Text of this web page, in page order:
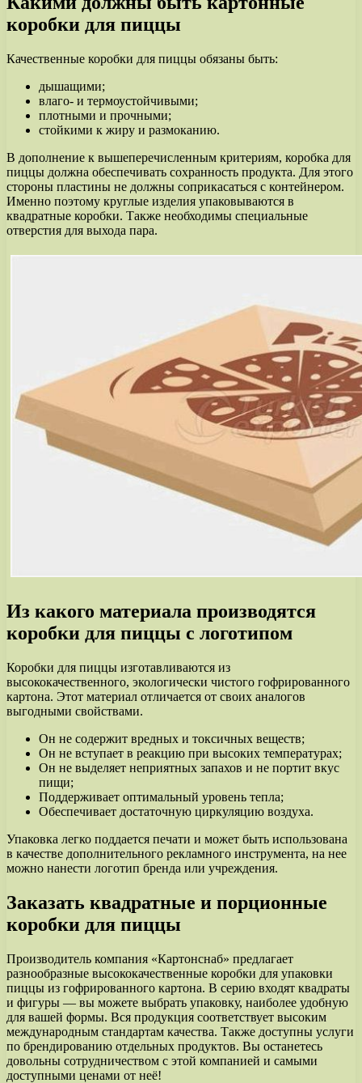
коробки для пиццы
Качественные коробки для пиццы обязаны быть:
дышащими;
влаго- и термоустойчивыми;
плотными и прочными;
стойкими к жиру и размоканию.
В дополнение к вышеперечисленным критериям, коробка для
пиццы должна обеспечивать сохранность продукта. Для этого
стороны пластины не должны соприкасаться с контейнером.
Именно поэтому круглые изделия упаковываются в
квадратные коробки. Также необходимы специальные
отверстия для выхода пара.
Из какого материала производятся
коробки для пиццы с логотипом
Коробки для пиццы изготавливаются из
высококачественного, экологически чистого гофрированного
картона. Этот материал отличается от своих аналогов
выгодными свойствами.
Он не содержит вредных и токсичных веществ;
Он не вступает в реакцию при высоких температурах;
Он не выделяет неприятных запахов и не портит вкус
пищи;
Поддерживает оптимальный уровень тепла;
Обеспечивает достаточную циркуляцию воздуха.
Упаковка легко поддается печати и может быть использована
в качестве дополнительного рекламного инструмента, на нее
можно нанести логотип бренда или учреждения.
Заказать квадратные и порционные
коробки для пиццы
Производитель компания «Картонснаб» предлагает
разнообразные высококачественные коробки для упаковки
пиццы из гофрированного картона. В серию входят квадраты
и фигуры — вы можете выбрать упаковку, наиболее удобную
для вашей формы. Вся продукция соответствует высоким
международным стандартам качества. Также доступны услуги
по брендированию отдельных продуктов. Вы останетесь
довольны сотрудничеством с этой компанией и самыми
доступными ценами от неё!